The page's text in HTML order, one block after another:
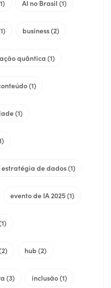
AI no Brasil (1)
business(2)
quântica(1)
(1)
(1)
estratégia de dados(1)
evento de IA 2025(1)
hub (2)
(3) inclusão(1)